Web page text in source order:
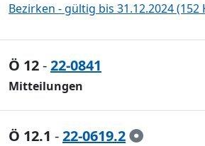
Bezirken - gültig bis 31.12.2024 (152
Ö 12-22-0841
Mitteilungen
Ö 12.1 -22-0619.2